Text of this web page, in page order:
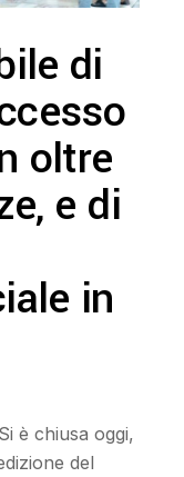
di
oltre
e di
in
è chiusa oggi,
del